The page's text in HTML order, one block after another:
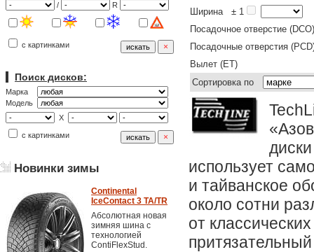
/
R
с картинками
Поиск дисков:
Марка
Модель
X
с картинками
Новинки зимы
Continental
IceContact 3 TA/TR
Абсолютная новая
зимняя шина с
технологией
ContiFlexStud.
Ширина
± 1
Посадочное отверстие (DCO)
Посадочные отверстия
Вылет (ET)
Сортировка по
использует
и тайванское
около сотни
от
притязательный